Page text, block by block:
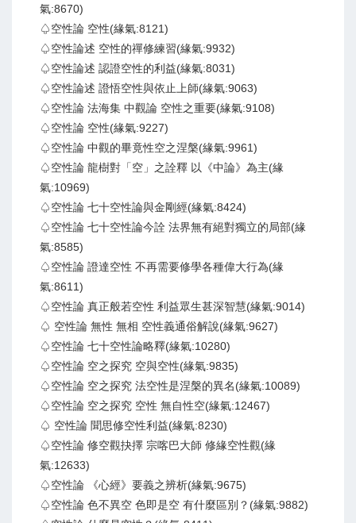
氣:8670)
♤空性論 空性(緣氣:8121)
♤空性論述 空性的禪修練習(緣氣:9932)
♤空性論述 認證空性的利益(緣氣:8031)
♤空性論述 證悟空性與依止上師(緣氣:9063)
♤空性論 法海集 中觀論 空性之重要(緣氣:9108)
♤空性論 空性(緣氣:9227)
♤空性論 中觀的畢竟性空之涅槃(緣氣:9961)
♤空性論 龍樹對「空」之詮釋 以《中論》為主(緣
氣:10969)
♤空性論 七十空性論與金剛經(緣氣:8424)
♤空性論 七十空性論今詮 法界無有絕對獨立的局部(緣
氣:8585)
♤空性論 證達空性 不再需要修學各種偉大行為(緣
氣:8611)
♤空性論 真正般若空性 利益眾生甚深智慧(緣氣:9014)
♤ 空性論 無性 無相 空性義通俗解說(緣氣:9627)
♤空性論 七十空性論略釋(緣氣:10280)
♤空性論 空之探究 空與空性(緣氣:9835)
♤空性論 空之探究 法空性是涅槃的異名(緣氣:10089)
♤空性論 空之探究 空性 無自性空(緣氣:12467)
♤ 空性論 聞思修空性利益(緣氣:8230)
♤空性論 修空觀抉擇 宗喀巴大師 修緣空性觀(緣
氣:12633)
♤空性論 《心經》要義之辨析(緣氣:9675)
♤空性論 色不異空 色即是空 有什麼區別？(緣氣:9882)